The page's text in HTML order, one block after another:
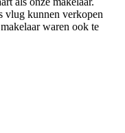
vlug kunnen verkopen
waren ook te